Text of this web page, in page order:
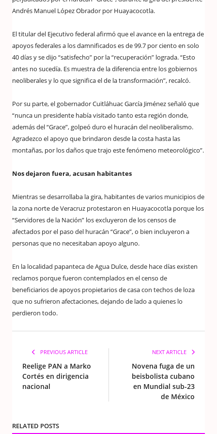
Andrés Manuel López Obrador por Huayacocotla.
El titular del Ejecutivo federal afirmó que el avance en la entrega de
apoyos federales a los damnificados es de 99.7 por ciento en solo
40 días y se dijo “satisfecho” por la “recuperación” lograda. “Esto
antes no sucedía. Es muestra de la diferencia entre los gobiernos
neoliberales y lo que significa el de la transformación”, recalcó.
Por su parte, el gobernador Cuitláhuac García Jiménez señaló que
“nunca un presidente había visitado tanto esta región donde,
además del “Grace”, golpeó duro el huracán del neoliberalismo.
Agradezco el apoyo que brindaron desde la costa hasta las
montañas, por los daños que trajo este fenómeno meteorológico”.
Nos dejaron fuera, acusan habitantes
Mientras se desarrollaba la gira, habitantes de varios municipios de
la zona norte de Veracruz protestaron en Huayacocotla porque los
“Servidores de la Nación” los excluyeron de los censos de
afectados por el paso del huracán “Grace”, o bien incluyeron a
personas que no necesitaban apoyo alguno.
En la localidad papanteca de Agua Dulce, desde hace días existen
reclamos porque fueron contemplados en el censo de
beneficiarios de apoyos propietarios de casa con techos de loza
que no sufrieron afectaciones, dejando de lado a quienes lo
perdieron todo.
PREVIOUS ARTICLE
Reelige PAN a Marko
Cortés en dirigencia
nacional
NEXT ARTICLE
Novena fuga de un
beisbolista cubano
en Mundial sub-23
de México
RELATED POSTS